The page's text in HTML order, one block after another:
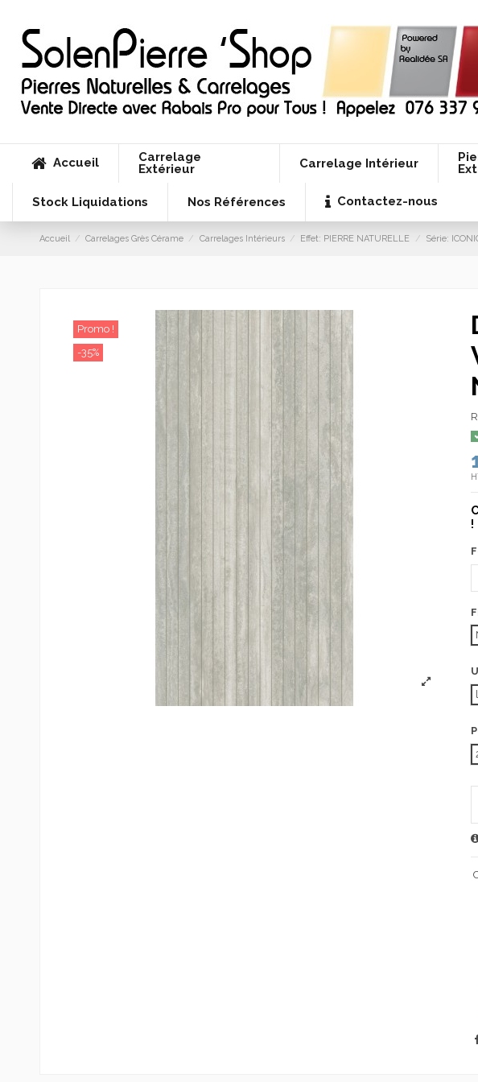
Accueil
Carrelage
Extérieur
Carrelage Intérieur
Stock Liquidations
Nos Références Contactez-nous
Accueil Carrelages Grès Cérame Carrelages Intérieurs Effet: PIERRE NATURELLE Série:
Promo !
-35%
!